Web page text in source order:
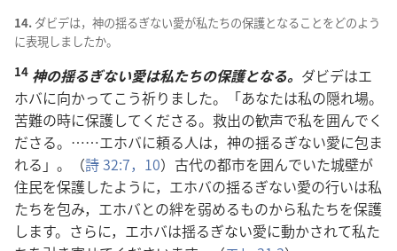
14. ダビデは， 神の揺るぎない愛が私たちの保護となることをどのよう
に表現しましたか。
14 神の揺るぎない愛は私たちの保護となる。 ダビデはエ
ホバに向かってこう祈りました。「あなたは私の隠れ場。
苦難の時に保護してくださる。 救出の歓声で私を囲んでく
ださる。……エホバに頼る人は， 神の揺るぎない愛に包ま
れる」。（詩32:7， 10） 古代の都市を囲んでいた城壁が
住民を保護したように，エホバの揺るぎない愛の行いは私
たちを包み，エホバとの絆を弱めるものから私たちを保護
します。さらに，エホバは揺るぎない愛に動かされて私た